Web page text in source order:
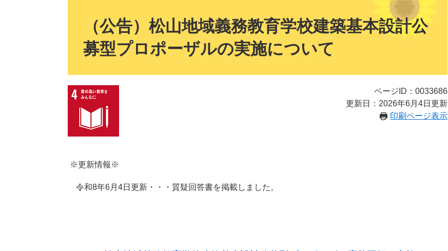
（公告）松山地域義務教育学校建築基本設計公
募型プロポーザルの実施について
ページID：0033686
更新日：2026年6月4日更新
印刷ページ表示
※更新情報※​
令和8年6月4日更新・・・質疑回答書を掲載しました。